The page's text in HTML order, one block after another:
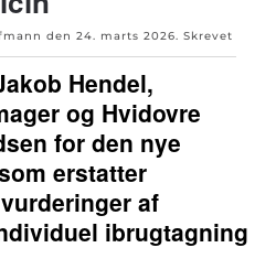
den 24. marts 2026. Skrevet
Hendel,
og Hvidovre
for den nye
erstatter
af
ibrugtagning